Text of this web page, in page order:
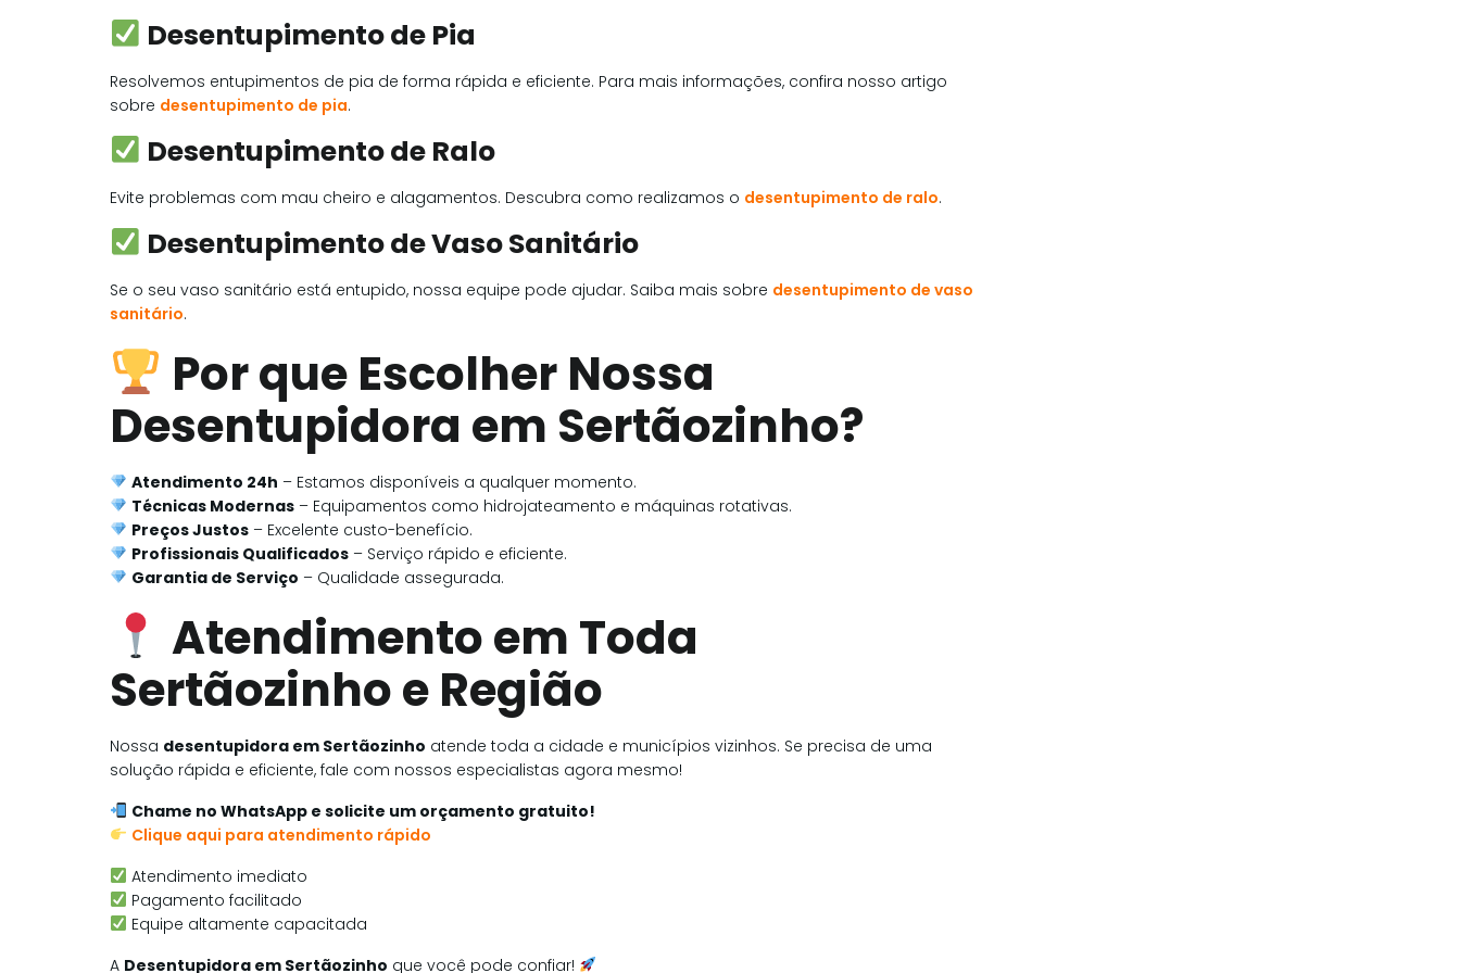
Desentupimento de Pia
Resolvemos entupimentos de pia de forma rápida e eficiente. Para mais informações, confira nosso artigo
sobre desentupimento de pia.
Desentupimento de Ralo
Evite problemas com mau cheiro e alagamentos. Descubra como realizamos o desentupimento de ralo.
Desentupimento de Vaso Sanitário
Se o seu vaso sanitário está entupido, nossa equipe pode ajudar. Saiba mais sobre desentupimento de vaso
sanitário.
Por que Escolher Nossa
Desentupidora em Sertãozinho?
Atendimento 24h – Estamos disponíveis a qualquer momento.
Técnicas Modernas– Equipamentos como hidrojateamento e máquinas rotativas.
Preços Justos– Excelente custo-benefício.
Profissionais Qualificados– Serviço rápido e eficiente.
Garantia de Serviço – Qualidade assegurada.
Atendimento em Toda
Sertãozinho e Região
Nossa desentupidora em Sertãozinho atende toda a cidade e municípios vizinhos. Se precisa de uma
solução rápida e eficiente, fale com nossos especialistas agora mesmo!
Chame no WhatsApp e solicite um orçamento gratuito!
Clique aqui para atendimento rápido
Atendimento imediato
Pagamento facilitado
Equipe altamente capacitada
A Desentupidora em Sertãozinho que você pode confiar!